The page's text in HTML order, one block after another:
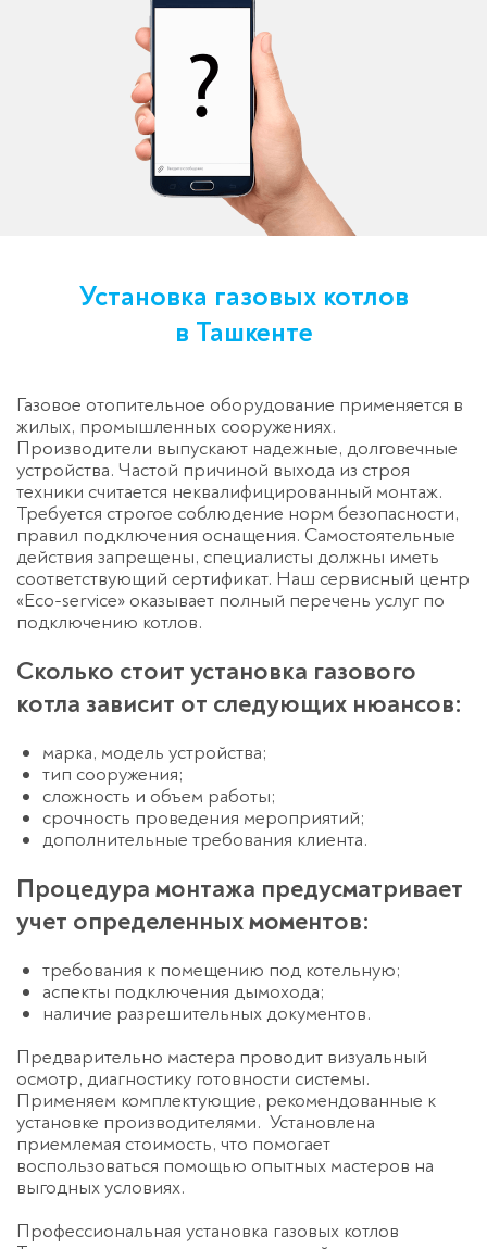
Установка газовых котлов
в Ташкенте
Газовое отопительное оборудование применяется в
жилых, промышленных сооружениях.
Производители выпускают надежные, долговечные
устройства. Частой причиной выхода из строя
техники считается неквалифицированный монтаж.
Требуется строгое соблюдение норм безопасности,
правил подключения оснащения. Самостоятельные
действия запрещены, специалисты должны иметь
соответствующий сертификат. Наш сервисный центр
«Eco-service» оказывает полный перечень услуг по
подключению котлов.
Сколько стоит установка газового
котла зависит от следующих нюансов:
марка, модель устройства;
тип сооружения;
сложность и объем работы;
срочность проведения мероприятий;
дополнительные требования клиента.
Процедура монтажа предусматривает
учет определенных моментов:
требования к помещению под котельную;
аспекты подключения дымохода;
наличие разрешительных документов.
Предварительно мастера проводит визуальный
осмотр, диагностику готовности системы.
Применяем комплектующие, рекомендованные к
установке производителями. Установлена
приемлемая стоимость, что помогает
воспользоваться помощью опытных мастеров на
выгодных условиях.
Профессиональная установка газовых котлов